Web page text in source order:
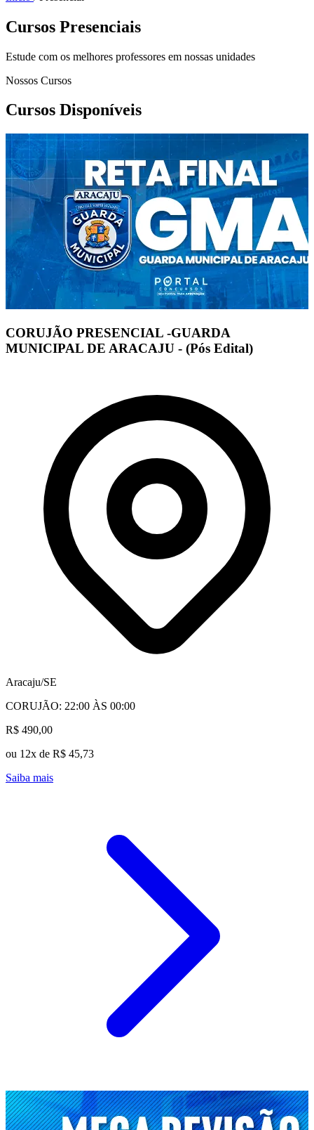
Cursos Presenciais
Estude com os melhores professores em nossas unidades
Nossos Cursos
Cursos Disponíveis
CORUJÃO PRESENCIAL -GUARDA
MUNICIPAL DE ARACAJU - (Pós Edital)
Aracaju/SE
CORUJÃO: 22:00 ÀS 00:00
R$ 490,00
ou 12x de R$ 45,73
Saiba mais